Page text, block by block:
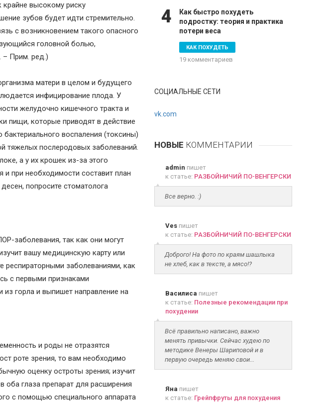
высокому риску
зубов будет идти стремительно.
с возникновением такого опасного
головной болью,
– Прим. ред.)
матери в целом и будущего
инфицирование плода. У
желудочно кишечного тракта и
пищи, которые приводят в действие
воспаления (токсины)
тяжелых послеродовых заболеваний.
а у их крошек из-за этого
и при необходимости составит план
попросите стоматолога
заболевания, так как они могут
вашу медицинскую карту или
респираторными заболеваниями, как
с первыми признаками
горла и выпишет направление на
и роды не отразятся
роте зрения, то вам необходимо
оценку остроты зрения; изучит
оба глаза препарат для расширения
с помощью специального аппарата
4
Как быстро похудеть
подростку: теория и практика
потери веса
КАК ПОХУДЕТЬ
19 комментариев
СОЦИАЛЬНЫЕ СЕТИ
vk.com
НОВЫЕ КОММЕНТАРИИ
admin пишет
к статье: РАЗБОЙНИЧИЙ ПО-ВЕНГЕРСКИ
Все верно. :)
Vesпишет
к статье: РАЗБОЙНИЧИЙ ПО-ВЕНГЕРСКИ
Доброго! На фото по краям шашлыка
не хлеб, как в тексте, а мясо!?
Василиса пишет
к статье: Полезные рекомендации при
похудении
Всё правильно написано, важно
менять привычки. Сейчас худею по
методике Венеры Шариповой и в
первую очередь меняю свои...
Яна пишет
к статье: Грейпфруты для похудения